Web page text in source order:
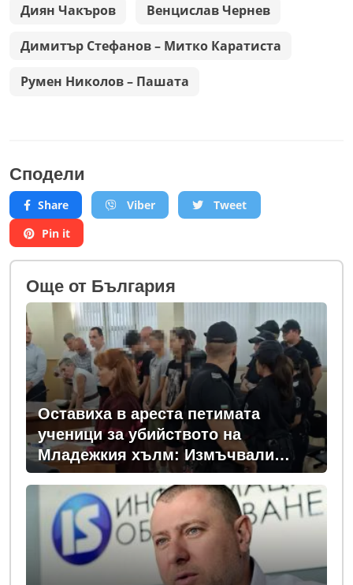
Диян Чакъров Венцислав Чернев
Димитър Стефанов – Митко Каратиста
Румен Николов – Пашата
Сподели
Share Viber
Tweet
Pin it
Oще от България
Оставиха в ареста петимата
ученици за убийството на
Младежкия хълм: Измъчвали
Георги час, гаврили се с него и го
обрали